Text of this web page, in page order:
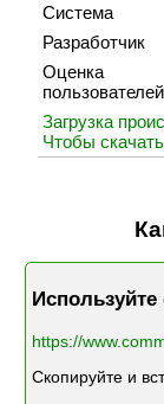
Система
Разработчик
Оценка
пользователей
Загрузка
Чтобы скачать
Используйте
https://
Скопируйте и